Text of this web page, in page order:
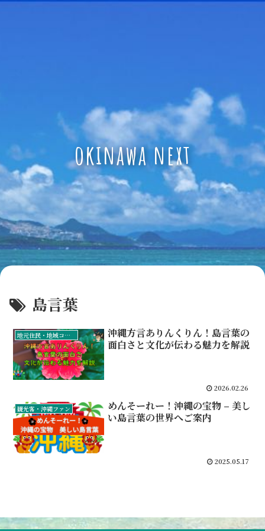
okinawa next
島言葉
地元住民・地域コミュニティ
沖縄方言ありんくりん！島言葉の
面白さと文化が伝わる魅力を解説
2026.02.26
観光客・沖縄ファン
めんそーれー！沖縄の宝物 – 美し
い島言葉の世界へご案内
2025.05.17